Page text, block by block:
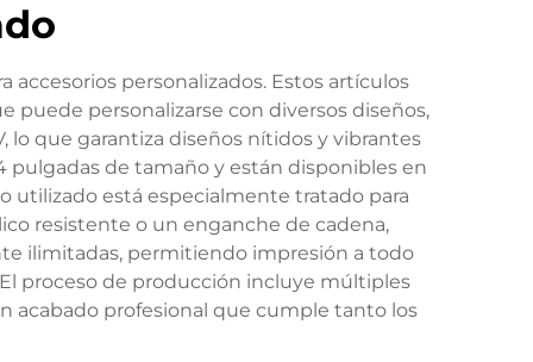
personalizados. Estos artículos
personalizarse con diversos diseños,
lo que garantiza diseños nítidos y vibrantes
pulgadas de tamaño y están disponibles en
utilizado está especialmente tratado para
resistente o un enganche de cadena,
ilimitadas, permitiendo impresión a todo
proceso de producción incluye múltiples
acabado profesional que cumple tanto los